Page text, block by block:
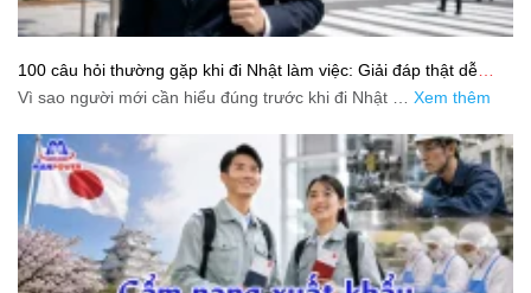
100 câu hỏi thường gặp khi đi Nhật làm việc: Giải đáp thật dễ
hiểu cho người mới bắt đầu
Vì sao người mới cần hiểu đúng trước khi đi Nhật … Xem thêm